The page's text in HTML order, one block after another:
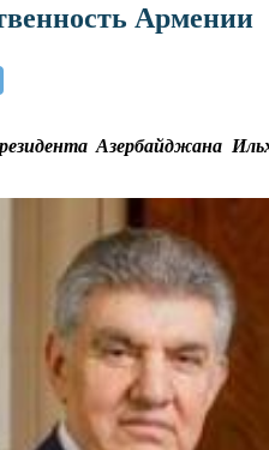
Армении
Азербайджана